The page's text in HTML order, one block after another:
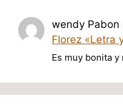
wendy Pabon
Florez «Letra
Es muy bonita